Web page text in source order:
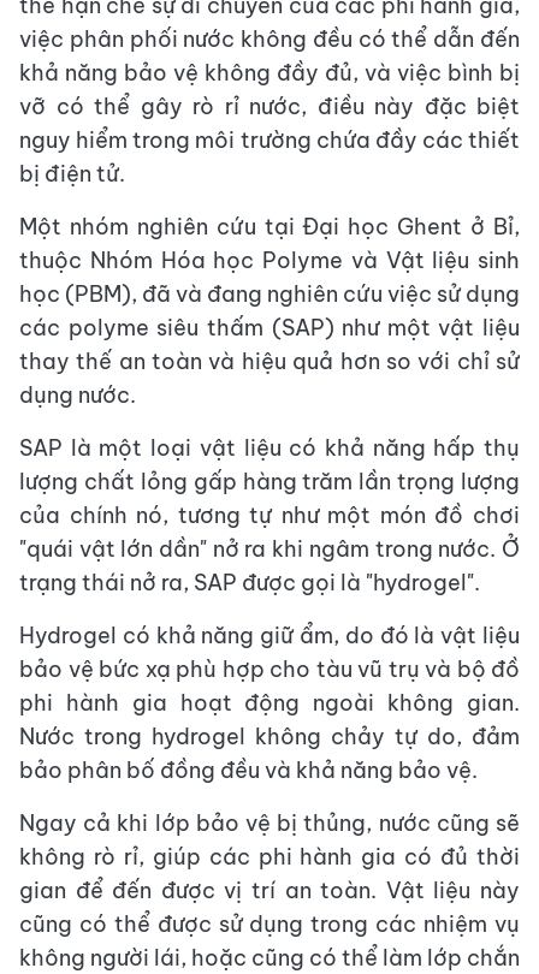
việc phân phối nước không đều có thể dẫn đến
khả năng bảo vệ không đầy đủ, và việc bình bị
vỡ có thể gây rò rỉ nước, điều này đặc biệt
nguy hiểm trong môi trường chứa đầy các thiết
bị điện tử.
Một nhóm nghiên cứu tại Đại học Ghent ở Bỉ,
thuộc Nhóm Hóa học Polyme và Vật liệu sinh
học (PBM), đã và đang nghiên cứu việc sử dụng
các polyme siêu thấm (SAP) như một vật liệu
thay thế an toàn và hiệu quả hơn so với chỉ sử
dụng nước.
SAP là một loại vật liệu có khả năng hấp thụ
lượng chất lỏng gấp hàng trăm lần trọng lượng
của chính nó, tương tự như một món đồ chơi
"quái vật lớn dần" nở ra khi ngâm trong nước. Ở
trạng thái nở ra, SAP được gọi là "hydrogel".
Hydrogel có khả năng giữ ẩm, do đó là vật liệu
bảo vệ bức xạ phù hợp cho tàu vũ trụ và bộ đồ
phi hành gia hoạt động ngoài không gian.
Nước trong hydrogel không chảy tự do, đảm
bảo phân bố đồng đều và khả năng bảo vệ.
Ngay cả khi lớp bảo vệ bị thủng, nước cũng sẽ
không rò rỉ, giúp các phi hành gia có đủ thời
gian để đến được vị trí an toàn. Vật liệu này
cũng có thể được sử dụng trong các nhiệm vụ
không người lái, hoặc cũng có thể làm lớp chắn